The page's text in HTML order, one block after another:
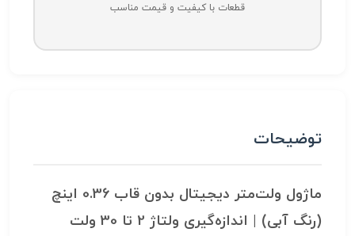
قطعات با کیفیت و قیمت مناسب
توضیحات
ماژول ولت‌متر دیجیتال بدون قاب 0.36 اینچ
(رنگ آبی) | اندازه‌گیری ولتاژ 2 تا 30 ولت